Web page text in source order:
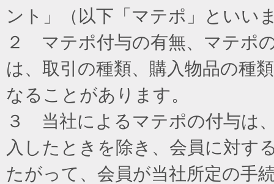
ント」（以下「マテポ」といい
２ マテポ付与の有無、マテポ
は、取引の種類、購入物品の種
なることがあります。
３ 当社によるマテポの付与は
入したときを除き、会員に対す
たがって、会員が当社所定の手